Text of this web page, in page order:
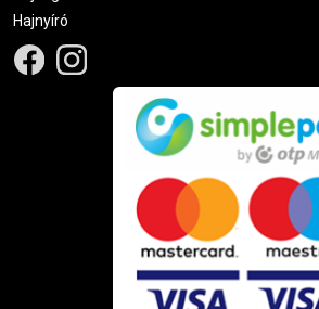
Hajnyíró